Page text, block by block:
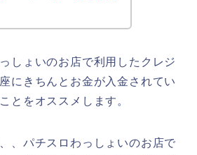
しょいのお店で利用したクレジ
にきちんとお金が入金されてい
とをオススメします。
、パチスロわっしょいのお店で